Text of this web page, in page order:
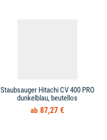
Staubsauger Hitachi CV 400 PRO
dunkelblau, beutellos
87,27 €